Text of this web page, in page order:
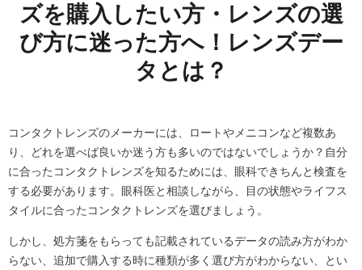
ズを購入したい方・レンズの選
び方に迷った方へ！レンズデー
タとは？
コンタクトレンズのメーカーには、ロートやメニコンなど複数あ
り、どれを選べば良いか迷う方も多いのではないでしょうか？自分
に合ったコンタクトレンズを知るためには、眼科できちんと検査を
する必要があります。眼科医と相談しながら、目の状態やライフス
タイルに合ったコンタクトレンズを選びましょう。
しかし、処方箋をもらっても記載されているデータの読み方がわか
らない、追加で購入する時に種類が多く選び方がわからない、とい